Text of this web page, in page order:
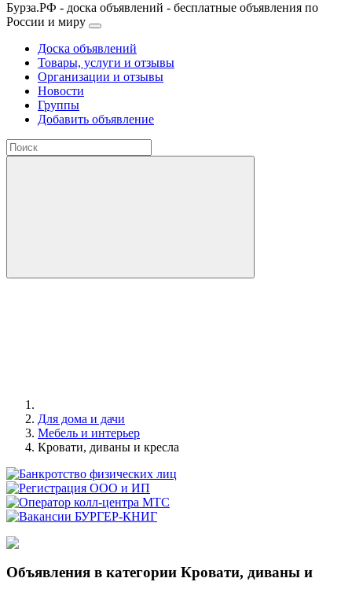
Бурза.РФ - доска объявлений - бесплатные объявления по
России и миру
Доска объявлений
Товары, услуги и отзывы
Организации и отзывы
Новости
Группы
Добавить объявление
Для дома и дачи
Мебель и интерьер
Кровати, диваны и кресла
Объявления в категории Кровати, диваны и